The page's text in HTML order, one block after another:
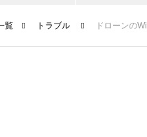
覧 トラブル ドローンの